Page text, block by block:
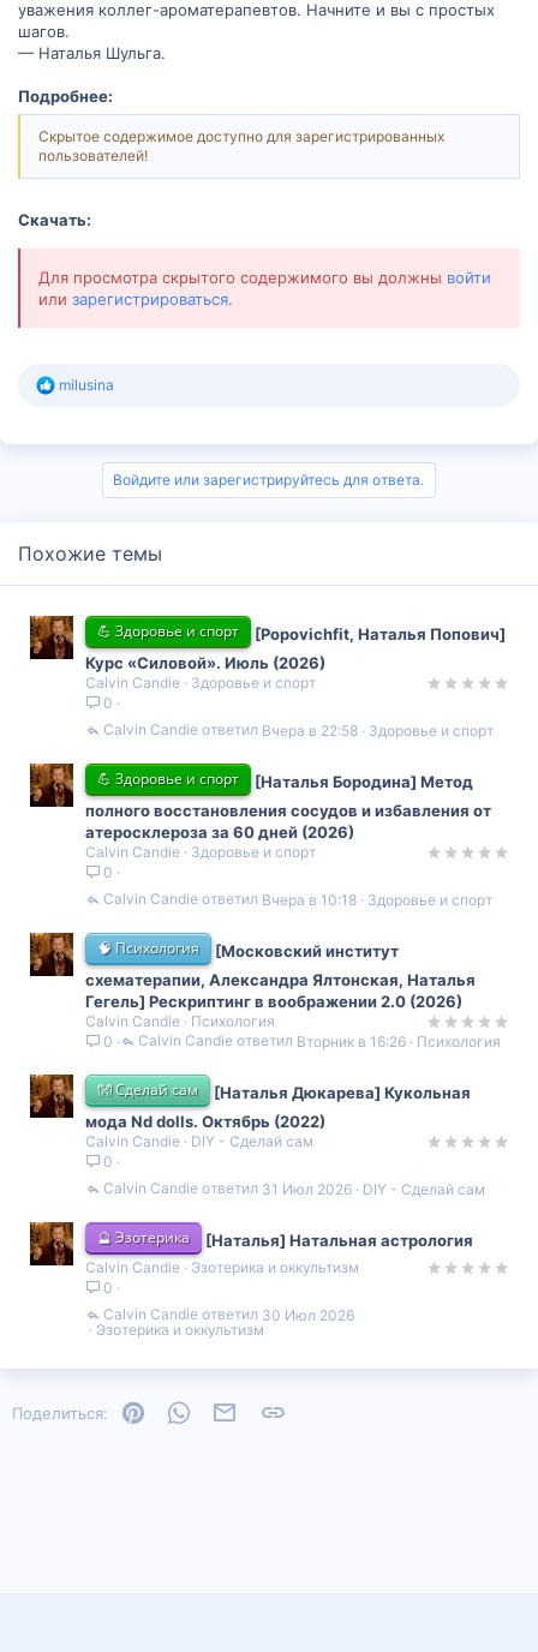
уважения коллег-ароматерапевтов. Начните и вы с простых
шагов.
— Наталья Шульга.
Подробнее:
Скрытое содержимое доступно для зарегистрированных
пользователей!
Скачать:
Для просмотра скрытого содержимого вы должны войти
или зарегистрироваться.
Р
к
milusina
Войдите или зарегистрируйтесь для ответа.
Похожие темы
💪 Здоровье и спорт
[Popovichfit, Наталья Попович]
Курс «Силовой». Июль (2026)
Calvin Candie
Здоровье и спорт
0
Здоровье и спорт
Вчера в 22:58
Calvin Candie
💪 Здоровье и спорт
[Наталья Бородина] Метод
полного восстановления сосудов и избавления от
атеросклероза за 60 дней (2026)
Calvin Candie
Здоровье и спорт
0
Здоровье и спорт
Вчера в 10:18
Calvin Candie
🧠 Психология
[Московский институт
схематерапии, Александра Ялтонская, Наталья
Гегель] Рескриптинг в воображении 2.0 (2026)
Calvin Candie
Психология
0
Психология
Вторник в 16:26
Calvin Candie
👐 Сделай сам
[Наталья Дюкарева] Кукольная
мода Nd dolls. Октябрь (2022)
Calvin Candie
DIY - Сделай сам
0
DIY - Сделай сам
31 Июл 2026
Calvin Candie
🔮 Эзотерика [Наталья] Натальная астрология
Calvin Candie
Эзотерика и оккультизм
0
Эзотерика и оккультизм
30 Июл 2026
Calvin Candie
Поделиться: PinterestWhatsAppЭлектронная почта